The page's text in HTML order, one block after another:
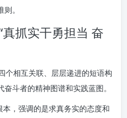
。
抓实干勇担当 奋
个相互关联、层层递进的短语构
斗者的精神图谱和实践蓝图。
本，强调的是求真务实的态度和